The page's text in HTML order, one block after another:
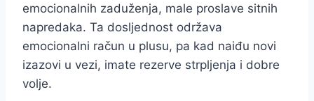
emocionalnih zaduženja, male proslave sitnih
napredaka. Ta dosljednost održava
emocionalni račun u plusu, pa kad naiđu novi
izazovi u vezi, imate rezerve strpljenja i dobre
volje.